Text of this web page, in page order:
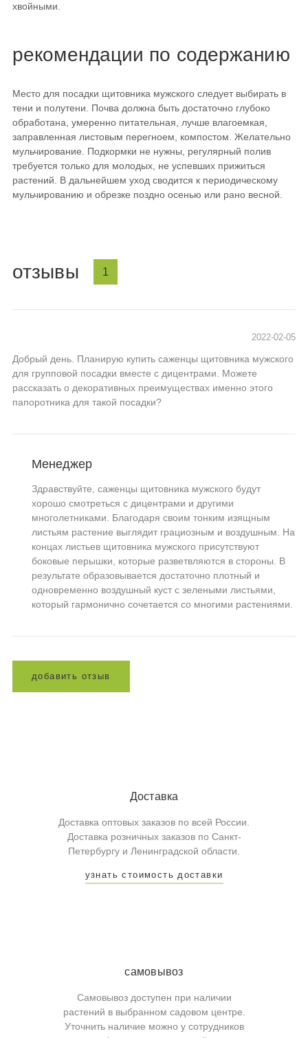
хвойными.
рекомендации по содержанию
Место для посадки щитовника мужского следует выбирать в
тени и полутени. Почва должна быть достаточно глубоко
обработана, умеренно питательная, лучше влагоемкая,
заправленная листовым перегноем, компостом. Желательно
мульчирование. Подкормки не нужны, регулярный полив
требуется только для молодых, не успевших прижиться
растений. В дальнейшем уход сводится к периодическому
мульчированию и обрезке поздно осенью или рано весной.
отзывы 1
2022-02-05
Добрый день. Планирую купить саженцы щитовника мужского
для групповой посадки вместе с дицентрами. Можете
рассказать о декоративных преимуществах именно этого
папоротника для такой посадки?
Менеджер
Здравствуйте, саженцы щитовника мужского будут
хорошо смотреться с дицентрами и другими
многолетниками. Благодаря своим тонким изящным
листьям растение выглядит грациозным и воздушным. На
концах листьев щитовника мужского присутствуют
боковые перышки, которые разветвляются в стороны. В
результате образовывается достаточно плотный и
одновременно воздушный куст с зелеными листьями,
который гармонично сочетается со многими растениями.
доба вит ь отз ыв
Доставка
Доставка оптовых заказов по всей России.
Доставка розничных заказов по Санкт-
Петербургу и Ленинградской области.
узнать стоимость доставки
самовывоз
Самовывоз доступен при наличии
растений в выбранном садовом центре.
Уточнить наличие можно у сотрудников